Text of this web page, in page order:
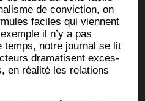
de convic­tion, on
faciles qui viennent
il n’y a pas
temps, notre jour­nal se lit
dra­ma­tisent exces­
en réa­li­té les rela­tions